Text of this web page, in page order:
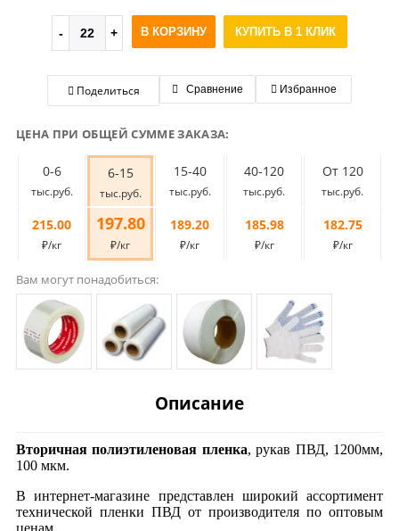
В КОРЗИНУ КУПИТЬ В 1 КЛИК
Поделиться Сравнение Избранное
ЦЕНА ПРИ ОБЩЕЙ СУММЕ ЗАКАЗА:
0-6
тыс.руб.
6-15
тыс.руб.
15-40
тыс.руб.
40-120
тыс.руб.
От 120
тыс.руб.
215.00
₽/кг
197.80
₽/кг
189.20
₽/кг
185.98
₽/кг
182.75
₽/кг
Вам могут понадобиться:
Описание
Вторичная полиэтиленовая пленка, рукав ПВД, 1200мм,
100 мкм.
В интернет-магазине представлен широкий ассортимент
технической пленки ПВД от производителя по оптовым
ценам.